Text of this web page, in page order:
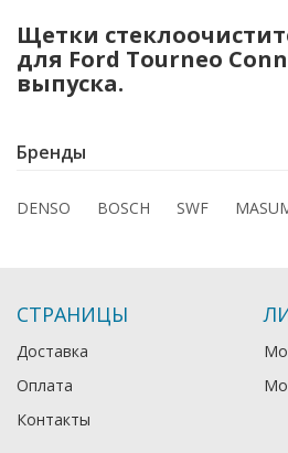
Щетки
для Ford Tourneo
выпуска.
Бренды
DENSO BOSCH SWF
СТРАНИЦЫ
Доставка
Оплата
Контакты